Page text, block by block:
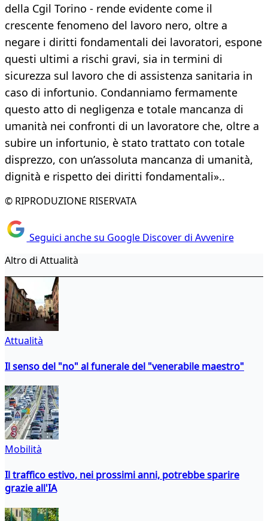
della Cgil Torino - rende evidente come il
crescente fenomeno del lavoro nero, oltre a
negare i diritti fondamentali dei lavoratori, espone
questi ultimi a rischi gravi, sia in termini di
sicurezza sul lavoro che di assistenza sanitaria in
caso di infortunio. Condanniamo fermamente
questo atto di negligenza e totale mancanza di
umanità nei confronti di un lavoratore che, oltre a
subire un infortunio, è stato trattato con totale
disprezzo, con un’assoluta mancanza di umanità,
dignità e rispetto dei diritti fondamentali»..
© RIPRODUZIONE RISERVATA
Seguici anche su Google Discover di Avvenire
Altro di Attualità
Attualità
Il senso del "no" al funerale del "venerabile maestro"
Mobilità
Il traffico estivo, nei prossimi anni, potrebbe sparire
grazie all'IA